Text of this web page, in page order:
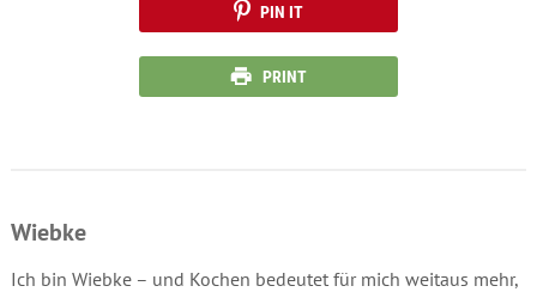
PIN IT
PRINT
Wiebke
Ich bin Wiebke – und Kochen bedeutet für mich weitaus mehr,